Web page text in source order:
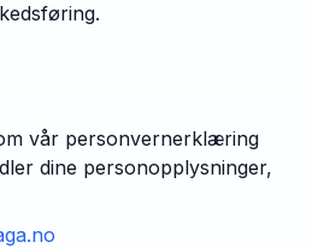
vår personvernerklæring
dine personopplysninger,